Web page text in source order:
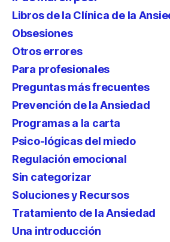
Libros de la Clínica de la
Obsesiones
Otros errores
Para profesionales
Preguntas más frecuentes
Prevención de la Ansiedad
Programas a la carta
Psico-lógicas del miedo
Regulación emocional
Sin categorizar
Soluciones y Recursos
Tratamiento de la Ansiedad
Una introducción